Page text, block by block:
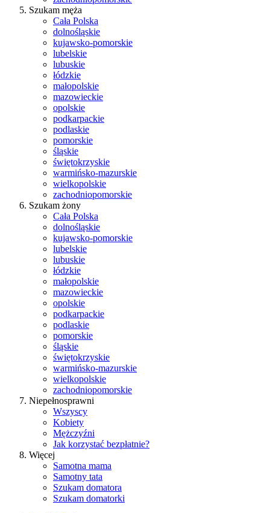
Szukam męża
Cała Polska
dolnośląskie
kujawsko-pomorskie
lubelskie
lubuskie
łódzkie
małopolskie
mazowieckie
opolskie
podkarpackie
podlaskie
pomorskie
śląskie
świętokrzyskie
warmińsko-mazurskie
wielkopolskie
zachodniopomorskie
Szukam żony
Cała Polska
dolnośląskie
kujawsko-pomorskie
lubelskie
lubuskie
łódzkie
małopolskie
mazowieckie
opolskie
podkarpackie
podlaskie
pomorskie
śląskie
świętokrzyskie
warmińsko-mazurskie
wielkopolskie
zachodniopomorskie
Niepełnosprawni
Wszyscy
Kobiety
Mężczyźni
Jak korzystać bezpłatnie?
Więcej
Samotna mama
Samotny tata
Szukam domatora
Szukam domatorki